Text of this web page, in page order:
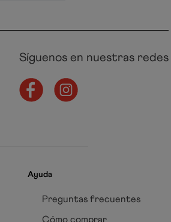
Síguenos en nuestras redes
Ayuda
Preguntas frecuentes
Cómo comprar